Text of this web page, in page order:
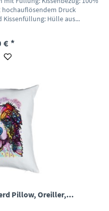
Druck
Kissenfüllung: Hülle aus...
€ *
Pillow, Oreiller,...